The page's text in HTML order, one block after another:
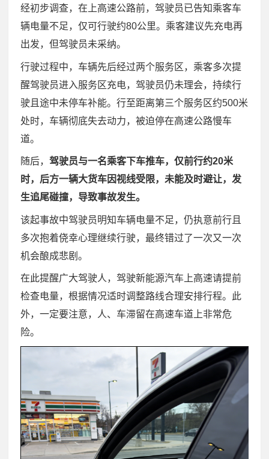
经初步调查，在上高速公路前，驾驶员已告知乘客车
辆电量不足，仅可行驶约80公里。乘客建议先充电再
出发，但驾驶员未采纳。
行驶过程中，车辆先后经过两个服务区，乘客多次提
醒驾驶员进入服务区充电，驾驶员仍未理会，持续行
驶且途中未停车补能。行至距离第三个服务区约500米
处时，车辆彻底失去动力，被迫停在高速公路慢车
道。
随后， 驾驶员与一名乘客下车推车，仅前行约20米
时，后方一辆大货车因视线受限，未能及时避让，发
生追尾碰撞，导致事故发生。
该起事故中驾驶员明知车辆电量不足，仍执意前行且
多次抱着侥幸心理继续行驶，最终错过了一次又一次
机会酿成悲剧。
在此提醒广大驾驶人，驾驶新能源汽车上高速请提前
检查电量，根据情况适时调整路线合理安排行程。此
外，一定要注意，人、车滞留在高速车道上非常危
险。